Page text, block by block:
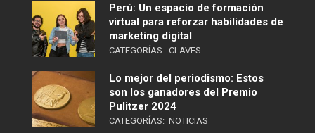
Perú: Un espacio de formación
virtual para reforzar habilidades de
marketing digital
CATEGORÍAS: CLAVES
Lo mejor del periodismo: Estos
son los ganadores del Premio
Pulitzer 2024
CATEGORÍAS: NOTICIAS